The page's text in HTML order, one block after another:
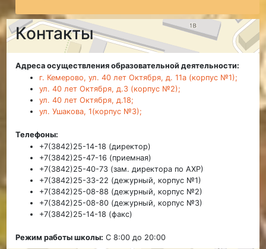
Контакты
Адреса осуществления образовательной деятельности:
г. Кемерово, ул. 40 лет Октября, д. 11а (корпус №1);
ул. 40 лет Октября, д.3 (корпус №2);
ул. 40 лет Октября, д.18;
ул. Ушакова, 1(корпус №3);
Телефоны:
+7(3842)25-14-18 (директор)
+7(3842)25-47-16 (приемная)
+7(3842)25-40-73 (зам. директора по АХР)
+7(3842)25-33-22 (дежурный, корпус №1)
+7(3842)25-08-88 (дежурный, корпус №2)
+7(3842)25-08-80 (дежурный, корпус №3)
+7(3842)25-14-18 (факс)
Режим работы школы: С 8:00 до 20:00